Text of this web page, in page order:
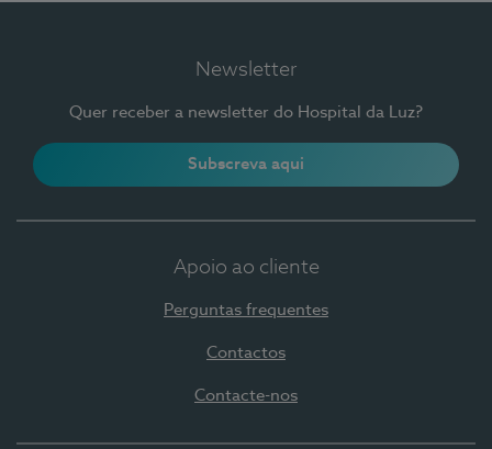
Newsletter
Quer receber a newsletter do Hospital da Luz?
Subscreva aqui
Apoio ao cliente
Perguntas frequentes
Contactos
Contacte-nos